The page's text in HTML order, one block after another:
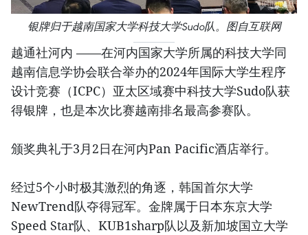
银牌归于越南国家大学科技大学Sudo队。图自互联网
越通社河内 ——在河内国家大学所属的科技大学同
越南信息学协会联合举办的2024年国际大学生程序
设计竞赛（ICPC）亚太区域赛中科技大学Sudo队获
得银牌，也是本次比赛越南排名最高参赛队。
颁奖典礼于3月2日在河内Pan Pacific酒店举行。
经过5个小时极其激烈的角逐，韩国首尔大学
NewTrend队夺得冠军。金牌属于日本东京大学
Speed Star队、KUB1sharp队以及新加坡国立大学